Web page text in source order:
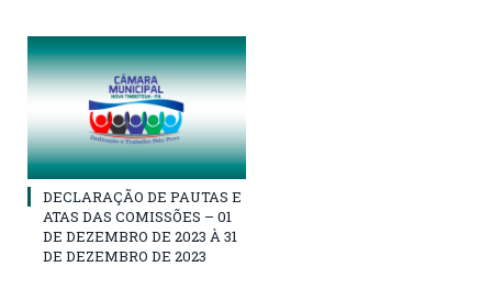
DECLARAÇÃO DE PAUTAS E
ATAS DAS COMISSÕES – 01
DE DEZEMBRO DE 2023 À 31
DE DEZEMBRO DE 2023